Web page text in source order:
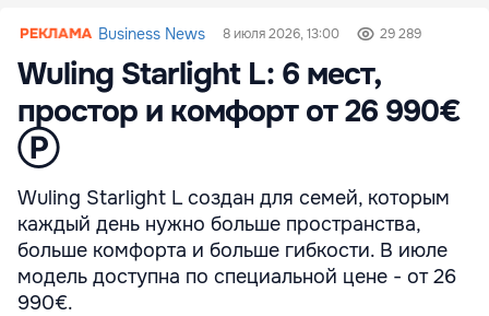
Business News 8 июля 2026, 13:00 29 289
Wuling Starlight L: 6 мест,
простор и комфорт от 26 990€
Ⓟ
Wuling Starlight L создан для семей, которым
каждый день нужно больше пространства,
больше комфорта и больше гибкости. В июле
модель доступна по специальной цене - от 26
990€.